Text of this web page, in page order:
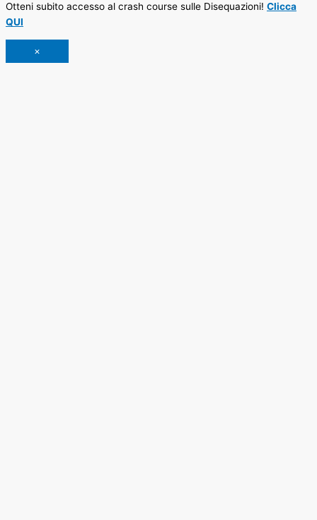
Otteni subito accesso al crash course sulle Disequazioni! Clicca
QUI
×